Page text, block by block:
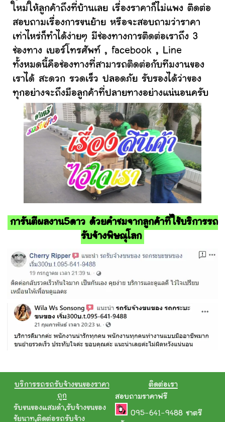
ใหม่ให้ลูกค้าถึงที่บ้านเลย เรื่องราคาก็ไม่แพง ติดต่อ
สอบถามเรื่องการขนย้าย หรือจะสอบถามว่าราคา
เท่าไหร่ก็ทำได้ง่ายๆ มีช่องทางการติดต่อเราถึง 3
ช่องทาง เบอร์โทรศัพท์ , facebook , Line
ทั้งหมดนี้คือช่องทางที่สามารถติดต่อกับทีมงานของ
เราได้ สะดวก รวดเร็ว ปลอดภัย รับรองได้ว่าของ
ทุกอย่างจะถึงมือลูกค้าที่ปลายทางอย่างแน่นอนครับ
การันตีผลงาน5ดาว ด้วยคำชมจากลูกค้าที่ใช้บริการรถ
รับจ้างพิษณุโลก
บริการรถรถรับจ้างขนของราคา
ถูก
รับขนของแสมดำ,รับจ้างขนของ
ชัยนาท,ติดต่อรถรับจ้าง
ติดต่อเรา
สอบถามราคาฟรี
095-641-9488 ชาตรี